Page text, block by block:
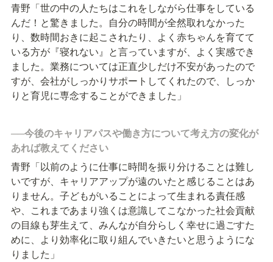
青野「世の中の人たちはこれをしながら仕事をしている
んだ！と驚きました。自分の時間が全然取れなかった
り、数時間おきに起こされたり、よく赤ちゃんを育てて
いる方が『寝れない』と言っていますが、よく実感でき
ました。業務については正直少しだけ不安があったので
すが、会社がしっかりサポートしてくれたので、しっか
りと育児に専念することができました」
──今後のキャリアパスや働き方について考え方の変化が
あれば教えてください
青野「以前のように仕事に時間を振り分けることは難し
いですが、キャリアアップが遠のいたと感じることはあ
りません。子どもがいることによって生まれる責任感
や、これまであまり強くは意識してこなかった社会貢献
の目線も芽生えて、みんなが自分らしく幸せに過ごすた
めに、より効率化に取り組んでいきたいと思うようにな
りました」